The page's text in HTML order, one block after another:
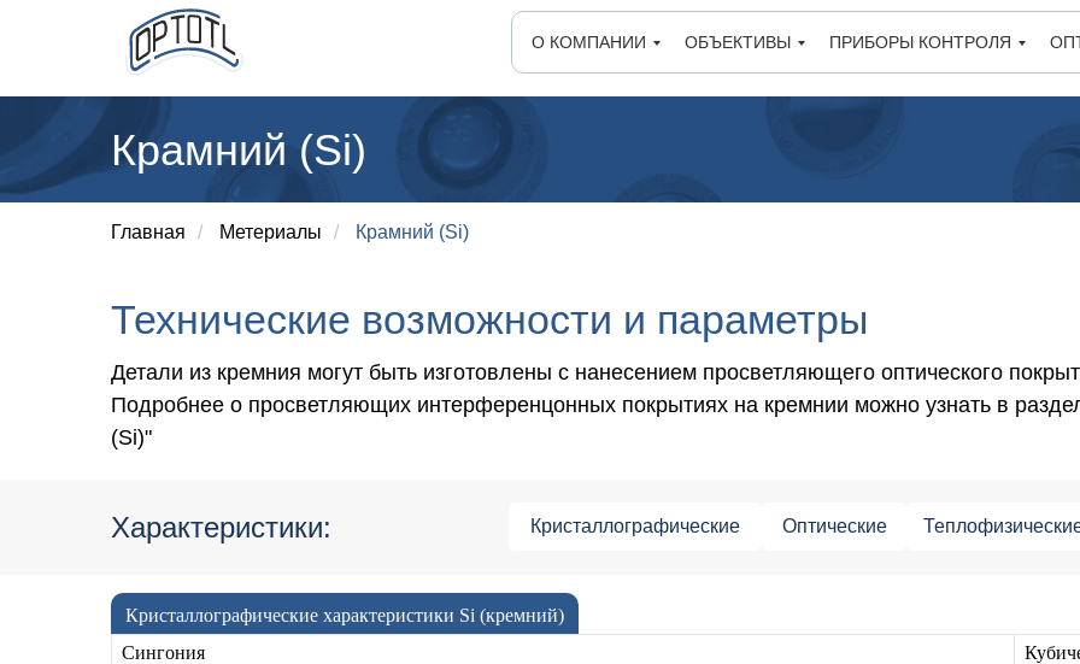
О КОМПАНИИ ОБЪЕКТИВЫ ПРИБОРЫ КОНТРОЛЯ
Крамний (Si)
Главная / Метериалы / Крамний (Si)
Технические возможности и параметры
Детали из кремния могут быть изготовлены с нанесением просветляющего оптического
Подробнее о просветляющих интерференцонных покрытиях на кремнии можно узнать в
(Si)"
Характеристики: Кристаллографические Оптические
Кристаллографические характеристики Si (кремний)
Сингония